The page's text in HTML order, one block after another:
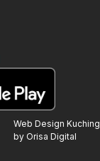
Web Design Kuching
by Orisa Digital